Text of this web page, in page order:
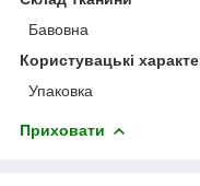
Бавовна
Користувацькі
Упаковка
Приховати